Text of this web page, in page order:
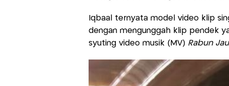
Iqbaal ternyata model video klip
dengan mengunggah klip pendek
syuting video musik (MV) Rabun